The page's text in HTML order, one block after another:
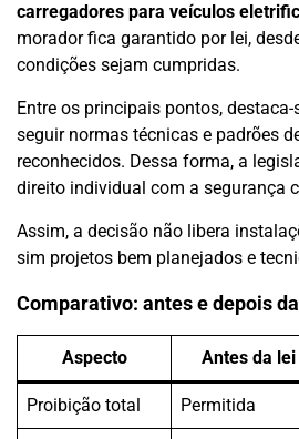
carregadores para veículos
morador fica garantido por lei,
condições sejam cumpridas.
Entre os principais pontos,
seguir normas técnicas e padrões
reconhecidos. Dessa forma, a
direito individual com a segurança
Assim, a decisão não libera
sim projetos bem planejados e
Comparativo: antes e depois
Aspecto Antes da lei
Proibição total Permitida